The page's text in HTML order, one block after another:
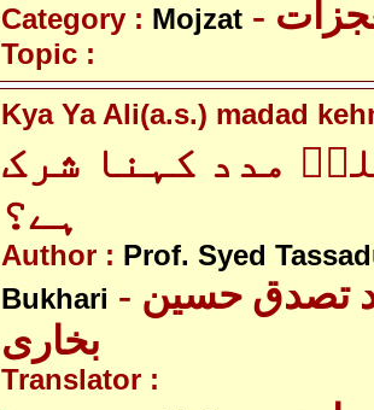
Category : Mojzat
Topic :
Kya Ya Ali(a.s.) madad
مدد کہنا شرک
ہے؟
Author : Prof. Syed
Bukhari - پروفیسر سیّد تصدق حسین
بخاری
Translator :